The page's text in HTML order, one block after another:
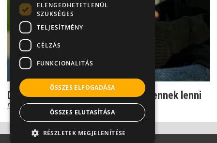
Dr. Csernus: megtanítalak kíméletlennek lenni
Dr. Csernus Imre
ELENGEDHETETLENÜL
SZÜKSÉGES
TELJESÍTMÉNY
CÉLZÁS
FUNKCIONALITÁS
ÖSSZES ELFOGADÁSA
ÖSSZES ELUTASÍTÁSA
RÉSZLETEK MEGJELENÍTÉSE